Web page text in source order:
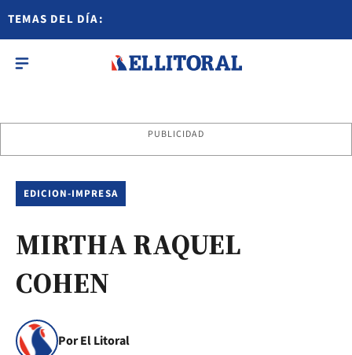
TEMAS DEL DÍA:
PUBLICIDAD
EDICION-IMPRESA
MIRTHA RAQUEL
COHEN
Por El Litoral